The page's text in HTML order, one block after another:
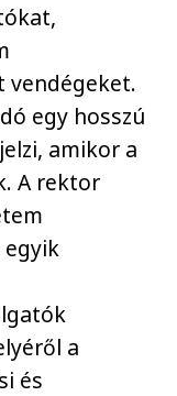
vendégeket.
egy hosszú
amikor a
A rektor
egyik
a
és